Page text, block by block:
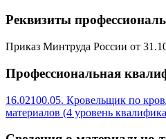
Реквизиты
Приказ Минтруда России от
Профессиональная
16.02100.05. Кровельщик по
материалов (4 уровень